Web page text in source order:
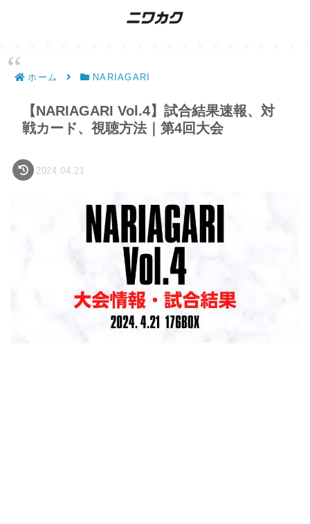
ホーム NARIAGARI
【NARIAGARI Vol.4】試合結果速報、対
戦カード、視聴方法｜第4回大会
2024.04.21